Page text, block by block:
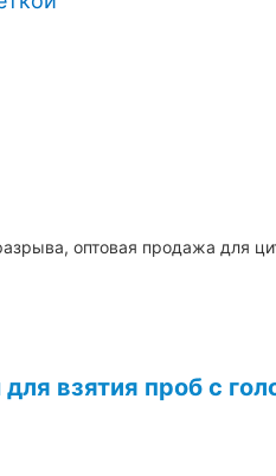
взятия проб с